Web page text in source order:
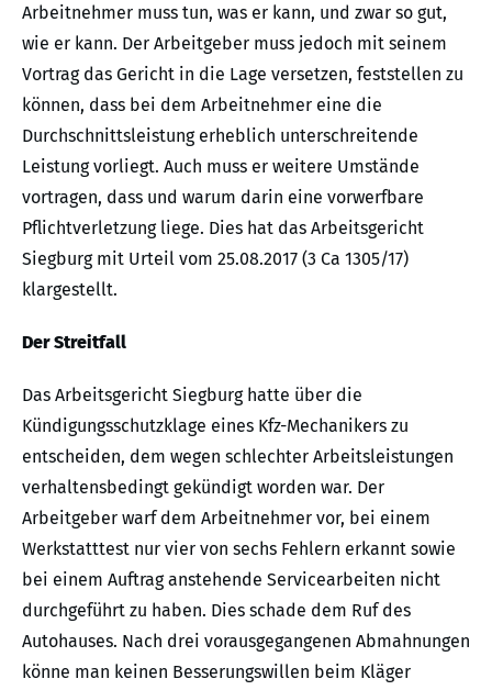
Arbeitnehmer muss tun, was er kann, und zwar so gut,
wie er kann. Der Arbeitgeber muss jedoch mit seinem
Vortrag das Gericht in die Lage versetzen, feststellen zu
können, dass bei dem Arbeitnehmer eine die
Durchschnittsleistung erheblich unterschreitende
Leistung vorliegt. Auch muss er weitere Umstände
vortragen, dass und warum darin eine vorwerfbare
Pflichtverletzung liege. Dies hat das Arbeitsgericht
Siegburg mit Urteil vom 25.08.2017 (3 Ca 1305/17)
klargestellt.
Der Streitfall
Das Arbeitsgericht Siegburg hatte über die
Kündigungsschutzklage eines Kfz-Mechanikers zu
entscheiden, dem wegen schlechter Arbeitsleistungen
verhaltensbedingt gekündigt worden war. Der
Arbeitgeber warf dem Arbeitnehmer vor, bei einem
Werkstatttest nur vier von sechs Fehlern erkannt sowie
bei einem Auftrag anstehende Servicearbeiten nicht
durchgeführt zu haben. Dies schade dem Ruf des
Autohauses. Nach drei vorausgegangenen Abmahnungen
könne man keinen Besserungswillen beim Kläger